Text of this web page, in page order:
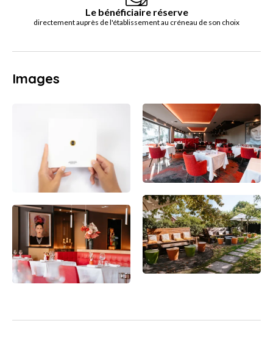
Le bénéficiaire réserve
directement auprès de l'établissement au créneau de son choix
Images